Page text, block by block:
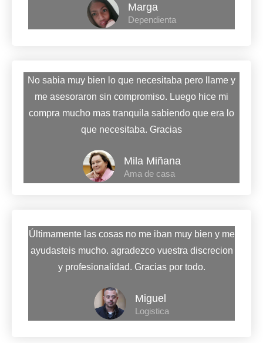
Marga
Dependienta
No sabia muy bien lo que necesitaba pero llame y
me asesoraron sin compromiso. Luego hice mi
compra mucho mas tranquila sabiendo que era lo
que necesitaba. Gracias
Mila Miñana
Ama de casa
Últimamente las cosas no me iban muy bien y me
ayudasteis mucho. agradezco vuestra discrecion
y profesionalidad. Gracias por todo.
Miguel
Logistica